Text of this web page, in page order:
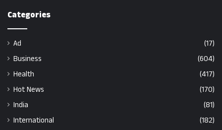
Categories
Ad
(17)
Business
(604)
Health
(417)
Hot News
(170)
India
(81)
International
(182)